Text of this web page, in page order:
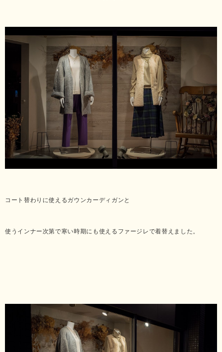
コート替わりに使えるガウンカーディガンと
使うインナー次第で寒い時期にも使えるファージレで着替えました。